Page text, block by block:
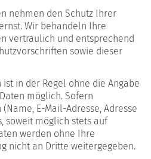
nehmen den Schutz Ihrer
Wir behandeln Ihre
vertraulich und entsprechend
sowie dieser
in der Regel ohne die Angabe
möglich. Sofern
E-Mail-Adresse, Adresse
soweit möglich stets auf
werden ohne Ihre
nicht an Dritte weitergegeben.